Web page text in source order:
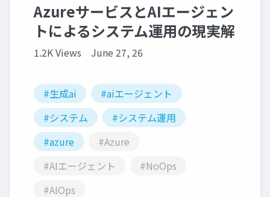
AzureサービスとAIエージェン
トによるシステム運用の現実解
1.2K Views June 27, 26
#生成ai
#aiエージェント
#システム
#システム運用
#azure
#Azure
#AIエージェント
#NoOps
#AIOps